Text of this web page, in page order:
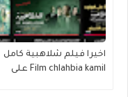
اخيرا فيلم شلاهبية كامل
Film chlahbia kamil على